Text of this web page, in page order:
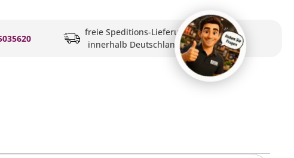
freie Speditions-Lieferung
innerhalb Deutschlands